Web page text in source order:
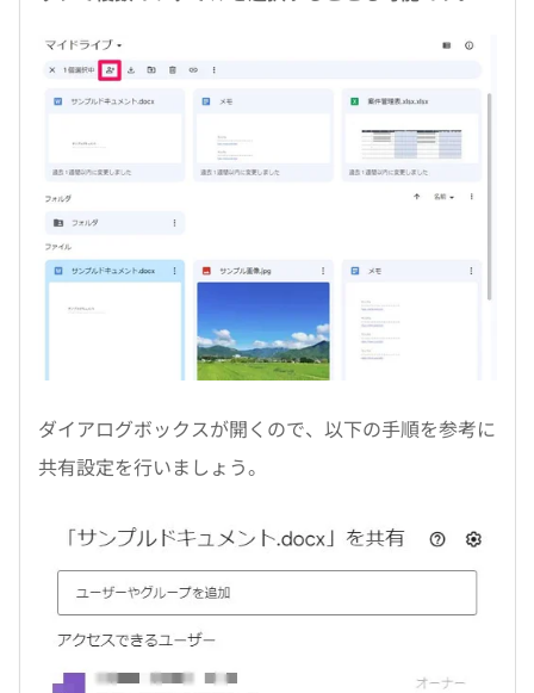
ダイアログボックスが開くので、以下の手順を参考に
共有設定を行いましょう。